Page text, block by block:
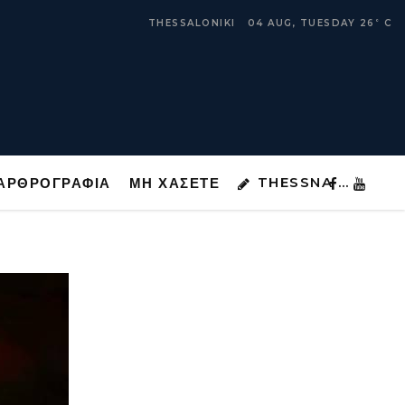
THESSALONIKI 04 AUG, TUESDAY 26 ° C
ΜΗ ΧΑΣΕΤΕ THESSNA …
ΜΗ ΧΑΣΕΤΕ THESSNA …